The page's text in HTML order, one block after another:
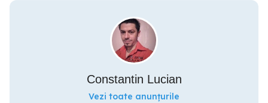
Constantin Lucian
Vezi toate anunțurile